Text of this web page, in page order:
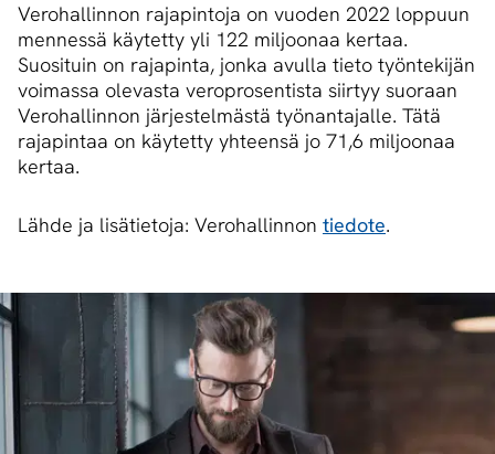
Verohallinnon rajapintoja on vuoden 2022 loppuun
mennessä käytetty yli 122 miljoonaa kertaa.
Suosituin on rajapinta, jonka avulla tieto työntekijän
voimassa olevasta veroprosentista siirtyy suoraan
Verohallinnon järjestelmästä työnantajalle. Tätä
rajapintaa on käytetty yhteensä jo 71,6 miljoonaa
kertaa.
Lähde ja lisätietoja: Verohallinnon tiedote.